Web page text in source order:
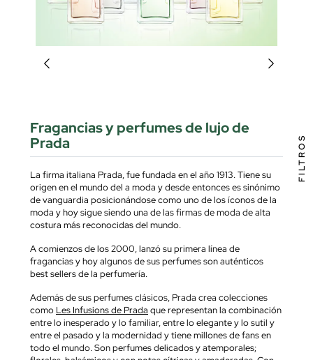
Fragancias y perfumes de lujo de
Prada
La firma italiana Prada, fue fundada en el año 1913. Tiene su
origen en el mundo del a moda y desde entonces es sinónimo
de vanguardia posicionándose como uno de los íconos de la
moda y hoy sigue siendo una de las firmas de moda de alta
costura más reconocidas del mundo.
A comienzos de los 2000, lanzó su primera línea de
fragancias y hoy algunos de sus perfumes son auténticos
best sellers de la perfumería.
Además de sus perfumes clásicos, Prada crea colecciones
como Les Infusions de Prada que representan la combinación
entre lo inesperado y lo familiar, entre lo elegante y lo sutil y
entre el pasado y la modernidad y tiene millones de fans en
todo el mundo. Son perfumes delicados y atemporales;
FILTROS